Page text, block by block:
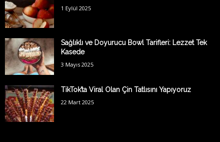
1 Eylül 2025
Sağlıklı ve Doyurucu Bowl Tarifleri: Lezzet Tek
Kasede
3 Mayıs 2025
TikTok’ta Viral Olan Çin Tatlısını Yapıyoruz
22 Mart 2025